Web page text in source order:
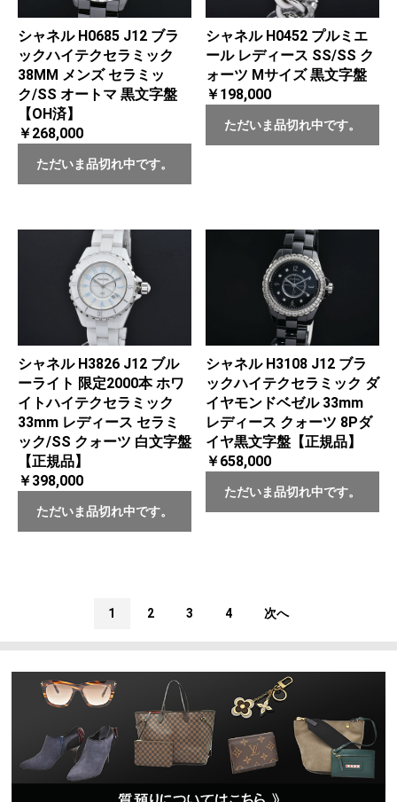
シャネル H0685 J12 ブラ
ックハイテクセラミック
38MM メンズ セラミッ
ク/SS オートマ 黒文字盤
【OH済】
￥268,000
ただいま品切れ中です。
シャネル H0452 プルミエ
ール レディース SS/SS ク
ォーツ Mサイズ 黒文字盤
￥198,000
ただいま品切れ中です。
シャネル H3826 J12 ブル
ーライト 限定2000本 ホワ
イトハイテクセラミック
33mm レディース セラミ
ック/SS クォーツ 白文字盤
【正規品】
￥398,000
ただいま品切れ中です。
シャネル H3108 J12 ブラ
ックハイテクセラミック ダ
イヤモンドベゼル 33mm
レディース クォーツ 8Pダ
イヤ黒文字盤【正規品】
￥658,000
ただいま品切れ中です。
1 2 3 4 次へ